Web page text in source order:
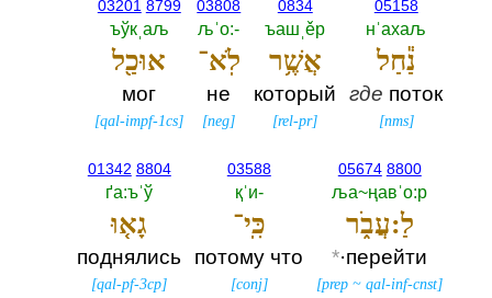
05158
нˈахаљ
נַ֕חַל
где поток
[nms]
0834
ъашˌěр
אֲשֶׁ֥ר
который
[rel-pr]
03808
љˈо:-‎
לֹֽא־
не
[neg]
03201 8799
ъўкˌаљ
אוּכַ֖ל
мог
[qal-impf-1cs]
05674 8800
ља~ңавˈо:р
לַ:עֲבֹ֑ר
*·перейти
[prep ~qal-inf-cnst]
03588
қˈи-‎
כִּֽי־
потому что
[conj]
01342 8804
ґа:ъˈў
גָא֤וּ
поднялись
[qal-pf-3cp]